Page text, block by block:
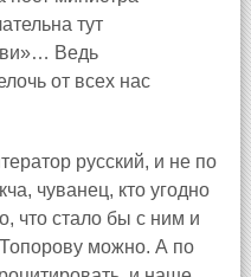
тут
Ведь
от всех нас
русский, и не по
чуванец, кто угодно
что стало бы с ним и
можно. А по